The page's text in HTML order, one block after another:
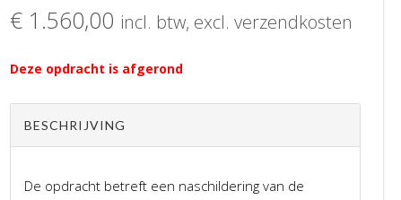
€1.560,00 incl. btw, excl. verzendkosten
Deze opdracht is afgerond
BESCHRIJVING
De opdracht betreft een naschildering van de